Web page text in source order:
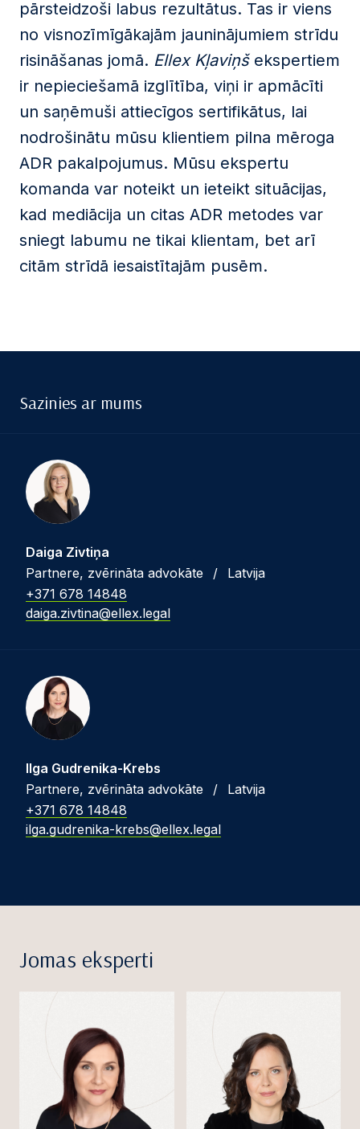
pārsteidzoši labus rezultātus. Tas ir viens
no visnozīmīgākajām jauninājumiem strīdu
risināšanas jomā. Ellex Kļaviņšekspertiem
ir nepieciešamā izglītība, viņi ir apmācīti
un saņēmuši attiecīgos sertifikātus, lai
nodrošinātu mūsu klientiem pilna mēroga
ADR pakalpojumus. Mūsu ekspertu
komanda var noteikt un ieteikt situācijas,
kad mediācija un citas ADR metodes var
sniegt labumu ne tikai klientam, bet arī
citām strīdā iesaistītajām pusēm.
Sazinies ar mums
Daiga Zivtiņa
Partnere, zvērināta advokāte
/
Latvija
+371 678 14848
daiga.zivtina@ellex.legal
Ilga Gudrenika-Krebs
Partnere, zvērināta advokāte
/
Latvija
+371 678 14848
ilga.gudrenika-krebs@ellex.legal
Jomas eksperti